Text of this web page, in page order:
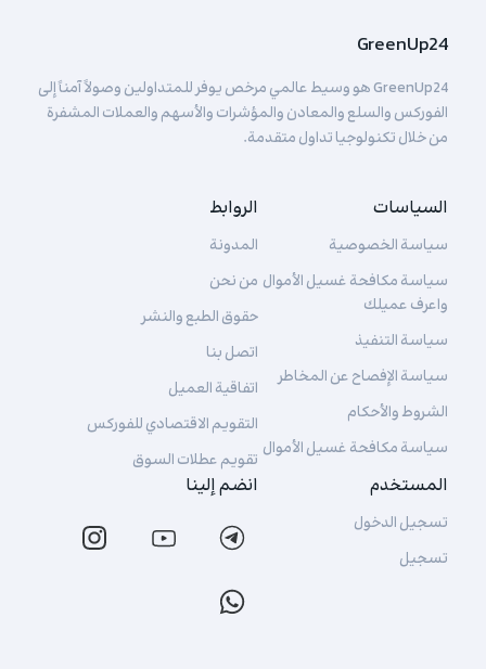
GreenUp24
GreenUp24 هو وسيط عالمي مرخص يوفر للمتداولين وصولاً آمناً إلى
الفوركس والسلع والمعادن والمؤشرات والأسهم والعملات المشفرة
من خلال تكنولوجيا تداول متقدمة.
السياسات
سياسة الخصوصية
سياسة مكافحة غسيل الأموال
واعرف عميلك
سياسة التنفيذ
سياسة الإفصاح عن المخاطر
الشروط والأحكام
سياسة مكافحة غسيل الأموال
الروابط
المدونة
من نحن
حقوق الطبع والنشر
اتصل بنا
اتفاقية العميل
التقويم الاقتصادي للفوركس
تقويم عطلات السوق
المستخدم
تسجيل الدخول
تسجيل
انضم إلينا